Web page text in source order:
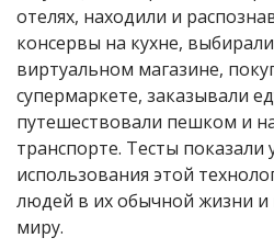
отелях, находили и
консервы на кухне,
виртуальном магазине,
супермаркете, заказывали
путешествовали пешком и
транспорте. Тесты показали
использования этой
людей в их обычной жизни и
миру.